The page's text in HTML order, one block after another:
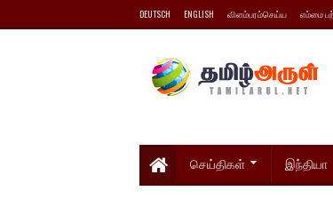
DEUTSCH ENGLISH விளம்பரம்செய்ய எம்மை
செய்திகள் இந்தியா